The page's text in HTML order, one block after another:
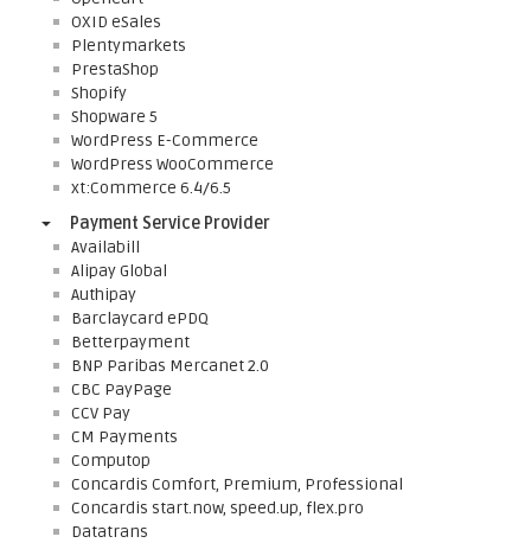
OXID eSales
Plentymarkets
PrestaShop
Shopify
Shopware 5
WordPress E-Commerce
WordPress WooCommerce
xt:Commerce 6.4/6.5
Payment Service Provider
Availabill
Alipay Global
Authipay
Barclaycard ePDQ
Betterpayment
BNP Paribas Mercanet 2.0
CBC PayPage
CCV Pay
CM Payments
Computop
Concardis Comfort, Premium, Professional
Concardis start.now, speed.up, flex.pro
Datatrans